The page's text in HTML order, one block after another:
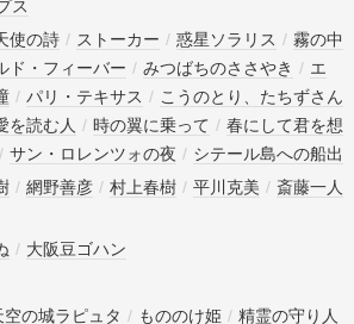
ス
使の詩 / ストーカー / 惑星ソラリス / 霧の中
ド・フィーバー / みつばちのささやき / エ
/ パリ・テキサス / こうのとり、たちずさん
を読む人 / 時の翼に乗って / 春にして君を想
/ サン・ロレンツォの夜 / シテール島への船出
/ 網野善彦 / 村上春樹 / 平川克美 / 斎藤一人
/ 大阪豆ゴハン
空の城ラピュタ / もののけ姫 / 精霊の守り人